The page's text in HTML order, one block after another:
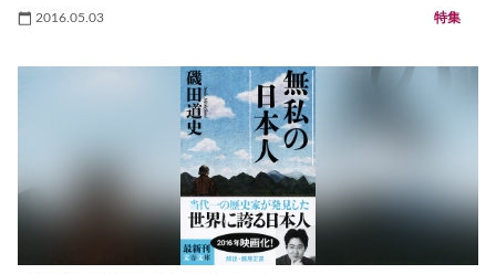
2016.05.03 特集